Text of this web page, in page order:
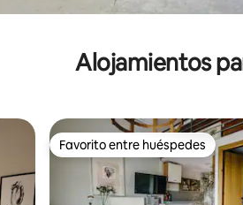
Alojamientos
Favorito entre huéspedes
Favorito entre huéspedes